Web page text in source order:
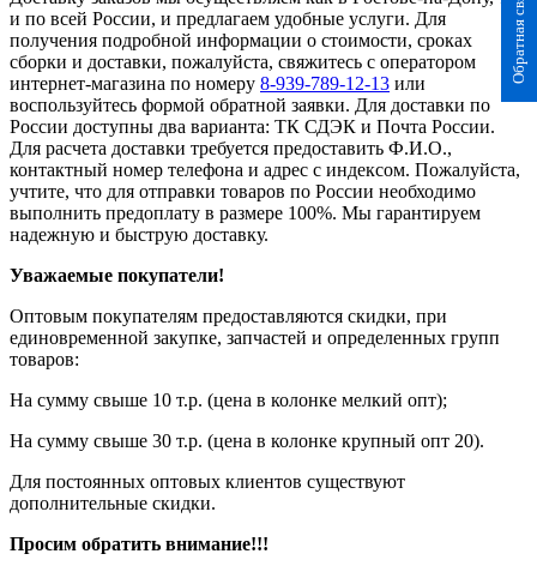
Обратная связь
и по всей России, и предлагаем удобные услуги. Для
получения подробной информации о стоимости, сроках
сборки и доставки, пожалуйста, свяжитесь с оператором
интернет-магазина по номеру 8-939-789-12-13 или
воспользуйтесь формой обратной заявки. Для доставки по
России доступны два варианта: ТК СДЭК и Почта России.
Для расчета доставки требуется предоставить Ф.И.О.,
контактный номер телефона и адрес с индексом. Пожалуйста,
учтите, что для отправки товаров по России необходимо
выполнить предоплату в размере 100%. Мы гарантируем
надежную и быструю доставку.
Уважаемые покупатели!
Оптовым покупателям предоставляются скидки, при
единовременной закупке, запчастей и определенных групп
товаров:
На сумму свыше 10 т.р. (цена в колонке мелкий опт);
На сумму свыше 30 т.р. (цена в колонке крупный опт 20).
Для постоянных оптовых клиентов существуют
дополнительные скидки.
Просим обратить внимание!!!